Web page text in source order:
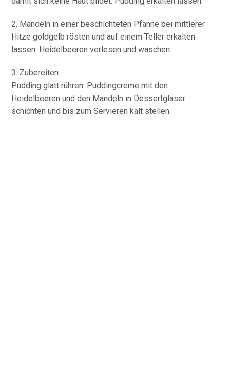
2. Mandeln in einer beschichteten Pfanne bei mittlerer
Hitze goldgelb rösten und auf einem Teller erkalten
lassen. Heidelbeeren verlesen und waschen.
3. Zubereiten
Pudding glatt rühren. Puddingcreme mit den
Heidelbeeren und den Mandeln in Dessertgläser
schichten und bis zum Servieren kalt stellen.